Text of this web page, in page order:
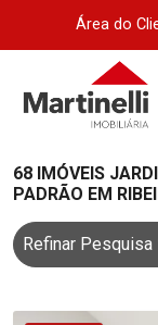
Área do
68 IMÓVEIS
PADRÃO EM
Refinar Pesquisa